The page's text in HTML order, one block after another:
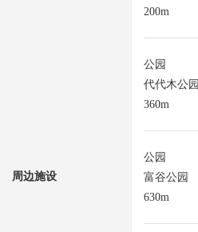
周边施设
200m
公园
代代木公园
360m
公园
富谷公园
630m